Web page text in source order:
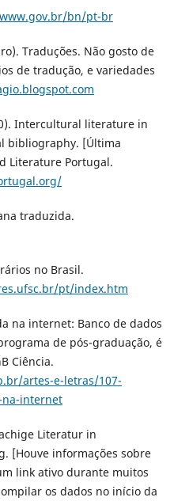
bn/pt-br
Traduções. Não gosto de
de tradução, e variedades
Intercultural literature in
bibliography. [Última
Literature Portugal.
traduzida.
no Brasil.
pt/index.htm
na internet: Banco de dados
de pós-graduação, é
Ciência.
artes-e-letras/107-
na-internet
Literatur in
[Houve informações sobre
link ativo durante muitos
os dados no início da